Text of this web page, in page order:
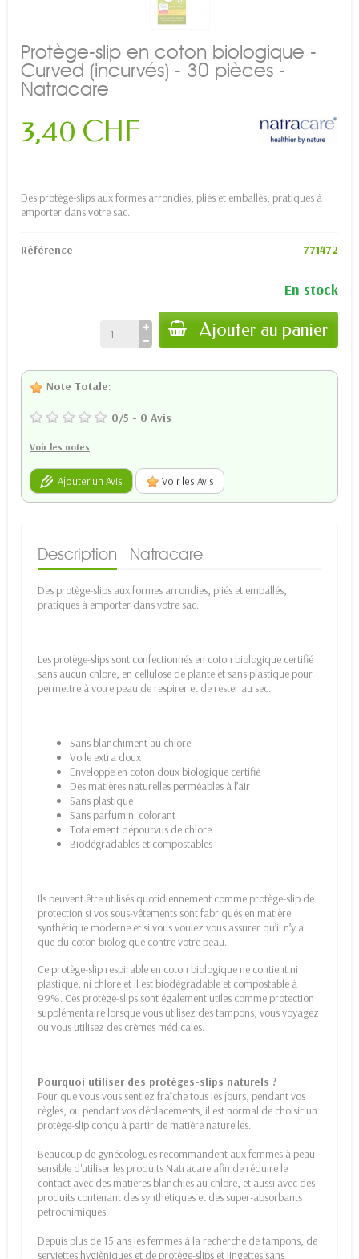
Protège-slip en coton biologique -
Curved (incurvés) - 30 pièces -
Natracare
3,40 CHF
Des protège-slips aux formes arrondies, pliés et emballés, pratiques à
emporter dans votre sac.
Référence 771472
En stock
Ajouter au panier
Note Totale:
0/5 - 0 Avis
Voir les notes
Ajouter un Avis Voir les Avis
Description Natracare
Des protège-slips aux formes arrondies, pliés et emballés,
pratiques à emporter dans votre sac.
Les protège-slips sont confectionnés en coton biologique certifié
sans aucun chlore, en cellulose de plante et sans plastique pour
permettre à votre peau de respirer et de rester au sec.
Sans blanchiment au chlore
Voile extra doux
Enveloppe en coton doux biologique certifié
Des matières naturelles perméables à l’air
Sans plastique
Sans parfum ni colorant
Totalement dépourvus de chlore
Biodégradables et compostables
Ils peuvent être utilisés quotidiennement comme protège-slip de
protection si vos sous-vêtements sont fabriqués en matière
synthétique moderne et si vous voulez vous assurer qu’il n’y a
que du coton biologique contre votre peau.
Ce protège-slip respirable en coton biologique ne contient ni
plastique, ni chlore et il est biodégradable et compostable à
99%. Ces protège-slips sont également utiles comme protection
supplémentaire lorsque vous utilisez des tampons, vous voyagez
ou vous utilisez des crèmes médicales.
Pourquoi utiliser des protèges-slips naturels ?
Pour que vous vous sentiez fraîche tous les jours, pendant vos
règles, ou pendant vos déplacements, il est normal de choisir un
protège-slip conçu à partir de matière naturelles.
Beaucoup de gynécologues recommandent aux femmes à peau
sensible d'utiliser les produits Natracare afin de réduire le
contact avec des matières blanchies au chlore, et aussi avec des
produits contenant des synthétiques et des super-absorbants
pétrochimiques.
Depuis plus de 15 ans les femmes à la recherche de tampons, de
serviettes hygièniques et de protège-slips et lingettes sans